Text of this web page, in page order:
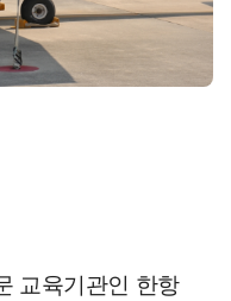
교육기관인 한항